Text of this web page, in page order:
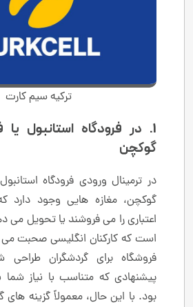
ترکیه سیم کارت
1. در فرودگاه استانبول یا
گوکچن
در ترمینال ورودی فرودگاه
گوکچن، مغازه هایی وجود دارد
اعتباری را می فروشند یا تحویل
است که کارکنان انگلیسی صحبت می
فروشگاه برای گردشگران
پیشنهادی که متناسب با نیاز
بود. با این حال، معمولاً گزینه های